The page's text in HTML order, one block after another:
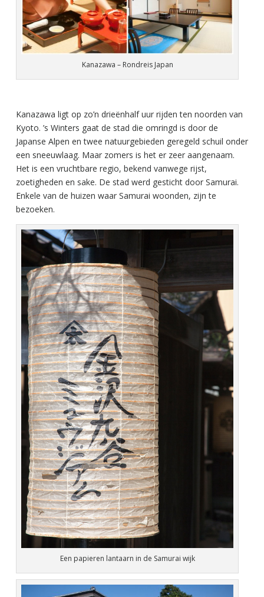
Kanazawa – Rondreis Japan
Kanazawa ligt op zo’n drieënhalf uur rijden ten noorden van
Kyoto. ’s Winters gaat de stad die omringd is door de
Japanse Alpen en twee natuurgebieden geregeld schuil onder
een sneeuwlaag. Maar zomers is het er zeer aangenaam.
Het is een vruchtbare regio, bekend vanwege rijst,
zoetigheden en sake. De stad werd gesticht door Samurai.
Enkele van de huizen waar Samurai woonden, zijn te
bezoeken.
Een papieren lantaarn in de Samurai wijk